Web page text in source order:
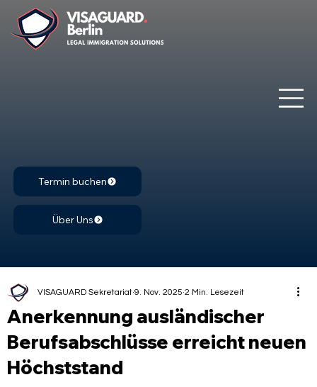
Termin buchen
Über Uns
Anerkennung ausländischer
Berufsabschlüsse erreicht neuen
Höchststand
VISAGUARD Sekretariat 9. Nov. 2025 2 Min. Lesezeit